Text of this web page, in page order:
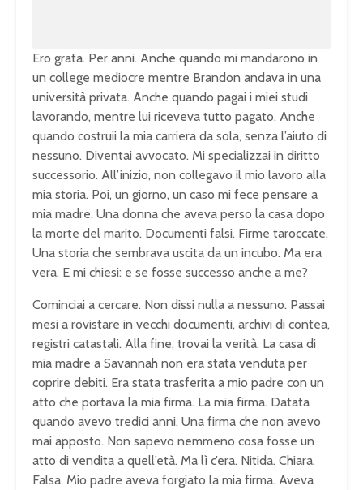
Ero grata. Per anni. Anche quando mi mandarono in
un college mediocre mentre Brandon andava in una
università privata. Anche quando pagai i miei studi
lavorando, mentre lui riceveva tutto pagato. Anche
quando costruii la mia carriera da sola, senza l’aiuto di
nessuno. Diventai avvocato. Mi specializzai in diritto
successorio. All’inizio, non collegavo il mio lavoro alla
mia storia. Poi, un giorno, un caso mi fece pensare a
mia madre. Una donna che aveva perso la casa dopo
la morte del marito. Documenti falsi. Firme taroccate.
Una storia che sembrava uscita da un incubo. Ma era
vera. E mi chiesi: e se fosse successo anche a me?
Cominciai a cercare. Non dissi nulla a nessuno. Passai
mesi a rovistare in vecchi documenti, archivi di contea,
registri catastali. Alla fine, trovai la verità. La casa di
mia madre a Savannah non era stata venduta per
coprire debiti. Era stata trasferita a mio padre con un
atto che portava la mia firma. La mia firma. Datata
quando avevo tredici anni. Una firma che non avevo
mai apposto. Non sapevo nemmeno cosa fosse un
atto di vendita a quell’età. Ma lì c’era. Nitida. Chiara.
Falsa. Mio padre aveva forgiato la mia firma. Aveva